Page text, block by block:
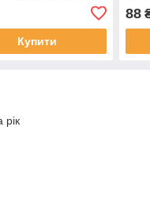
Купити
88
рік